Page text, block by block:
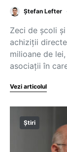
Ștefan Lefter
Zeci de școli
achiziții
milioane de
asociații în
Vezi articolul
Știri